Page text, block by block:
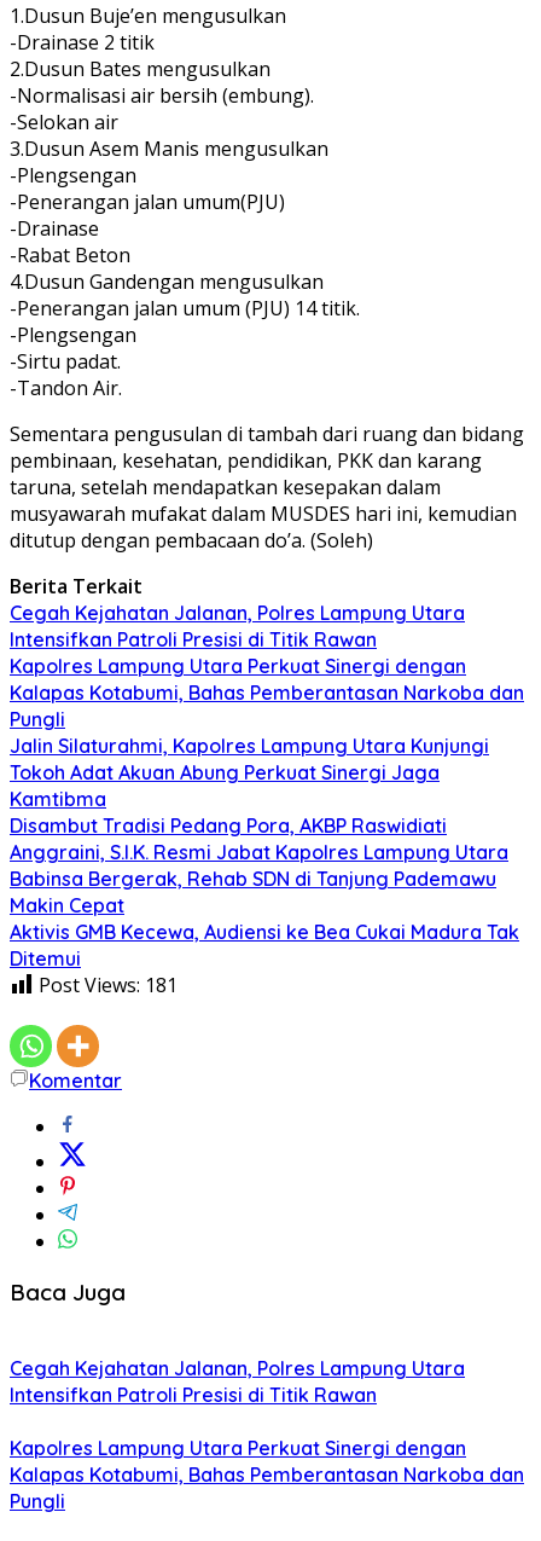
1.Dusun Buje’en mengusulkan
-Drainase 2 titik
2.Dusun Bates mengusulkan
-Normalisasi air bersih (embung).
-Selokan air
3.Dusun Asem Manis mengusulkan
-Plengsengan
-Penerangan jalan umum(PJU)
-Drainase
-Rabat Beton
4.Dusun Gandengan mengusulkan
-Penerangan jalan umum (PJU) 14 titik.
-Plengsengan
-Sirtu padat.
-Tandon Air.
Sementara pengusulan di tambah dari ruang dan bidang
pembinaan, kesehatan, pendidikan, PKK dan karang
taruna, setelah mendapatkan kesepakan dalam
musyawarah mufakat dalam MUSDES hari ini, kemudian
ditutup dengan pembacaan do’a. (Soleh)
Berita Terkait
Cegah Kejahatan Jalanan, Polres Lampung Utara
Intensifkan Patroli Presisi di Titik Rawan
Kapolres Lampung Utara Perkuat Sinergi dengan
Kalapas Kotabumi, Bahas Pemberantasan Narkoba dan
Pungli
Jalin Silaturahmi, Kapolres Lampung Utara Kunjungi
Tokoh Adat Akuan Abung Perkuat Sinergi Jaga
Kamtibma
Disambut Tradisi Pedang Pora, AKBP Raswidiati
Anggraini, S.I.K. Resmi Jabat Kapolres Lampung Utara
Babinsa Bergerak, Rehab SDN di Tanjung Pademawu
Makin Cepat
Aktivis GMB Kecewa, Audiensi ke Bea Cukai Madura Tak
Ditemui
Post Views: 181
Komentar
Baca Juga
Cegah Kejahatan Jalanan, Polres Lampung Utara
Intensifkan Patroli Presisi di Titik Rawan
Kapolres Lampung Utara Perkuat Sinergi dengan
Kalapas Kotabumi, Bahas Pemberantasan Narkoba dan
Pungli